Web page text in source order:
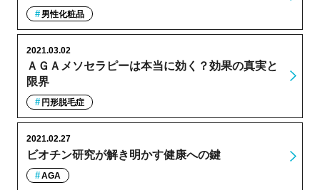
男性化粧品
ＡＧＡメソセラピーは本当に効く？効果の真実と
限界
2021.03.02
円形脱毛症
ビオチン研究が解き明かす健康への鍵
2021.02.27
AGA